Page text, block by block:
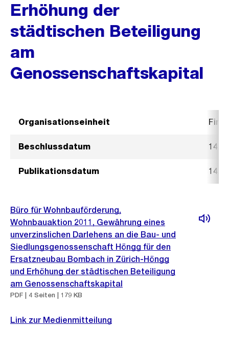
Erhöhung der
städtischen Beteiligung
am
Genossenschaftskapital
Organisationseinheit
Beschlussdatum 14.
Publikationsdatum 14.
Büro für Wohnbauförderung,
Wohnbauaktion 2011, Gewährung eines
unverzinslichen Darlehens an die Bau- und
Siedlungsgenossenschaft Höngg für den
Ersatzneubau Bombach in Zürich-Höngg
und Erhöhung der städtischen Beteiligung
am Genossenschaftskapital
PDF | 4 Seiten | 179 KB
Link zur Medienmitteilung